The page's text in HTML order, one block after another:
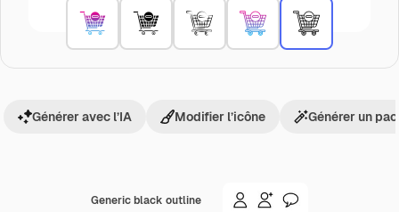
Generic black outline
Générer avec l’IA Modifier l’icône Générer un